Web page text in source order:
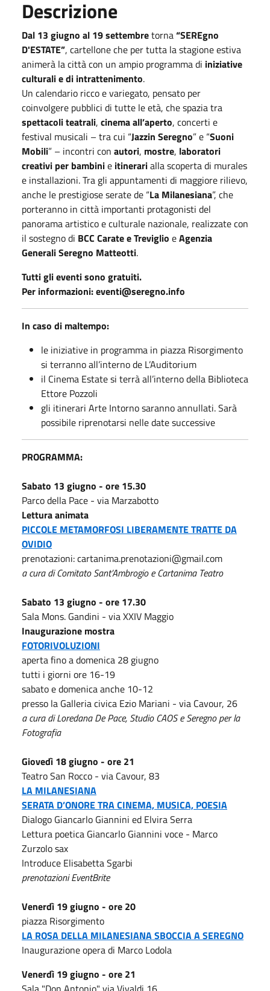
Descrizione
Dal 13 giugno al 19 settembretorna“SEREgno
D'ESTATE”, cartellone che per tutta la stagione estiva
animerà la città con un ampio programma di iniziative
culturali e di intrattenimento.
Un calendario ricco e variegato, pensato per
coinvolgere pubblici di tutte le età, che spazia tra
spettacoli teatrali, cinema all’aperto, concerti e
festival musicali – tra cui “Jazzin Seregno” e “Suoni
Mobili” – incontri con autori, mostre, laboratori
creativi per bambinie itinerarialla scoperta di murales
e installazioni. Tra gli appuntamenti di maggiore rilievo,
anche le prestigiose serate de “La Milanesiana”, che
porteranno in città importanti protagonisti del
panorama artistico e culturale nazionale, realizzate con
il sostegno di BCC Carate e Treviglio eAgenzia
Generali Seregno Matteotti.
Tutti gli eventi sono gratuiti.
Per informazioni: eventi@seregno.info
In caso di maltempo:
le iniziative in programma in piazza Risorgimento
si terranno all’interno de L’Auditorium
il Cinema Estate si terrà all’interno della Biblioteca
Ettore Pozzoli
gli itinerari Arte Intorno saranno annullati. Sarà
possibile riprenotarsi nelle date successive
PROGRAMMA:
Sabato 13 giugno - ore 15.30
Parco della Pace - via Marzabotto
Lettura animata
PICCOLE METAMORFOSI LIBERAMENTE TRATTE DA
OVIDIO
prenotazioni: cartanima.prenotazioni@gmail.com
a cura di Comitato Sant’Ambrogio e Cartanima Teatro
Sabato 13 giugno - ore 17.30
Sala Mons. Gandini - via XXIV Maggio
Inaugurazione mostra
FOTORIVOLUZIONI
aperta fino a domenica 28 giugno
tutti i giorni ore 16-19
sabato e domenica anche 10-12
presso la Galleria civica Ezio Mariani - via Cavour, 26
a cura di Loredana De Pace, Studio CAOS e Seregno per la
Fotografia
Giovedì 18 giugno - ore 21
Teatro San Rocco - via Cavour, 83
LA MILANESIANA
SERATA D’ONORE TRA CINEMA, MUSICA, POESIA
Dialogo Giancarlo Giannini ed Elvira Serra
Lettura poetica Giancarlo Giannini voce - Marco
Zurzolo sax
Introduce Elisabetta Sgarbi
prenotazioni EventBrite
Venerdì 19 giugno - ore 20
piazza Risorgimento
LA ROSA DELLA MILANESIANASBOCCIA A SEREGNO
Inaugurazione opera di Marco Lodola
Venerdì 19 giugno - ore 21